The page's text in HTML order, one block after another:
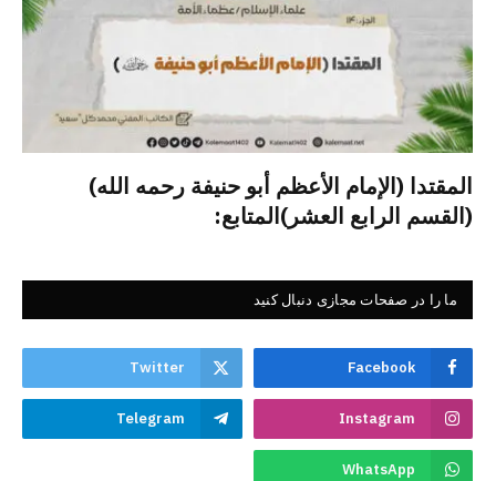
المقتدا (الإمام الأعظم أبو حنيفة رحمه الله)
(القسم الرابع العشر)المتابع:
ما را در صفحات مجازی دنبال کنید
Facebook
Twitter
Instagram
Telegram
WhatsApp